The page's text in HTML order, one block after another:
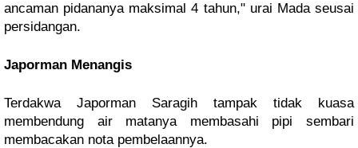
ancaman pidananya maksimal 4 tahun," urai Mada seusai
persidangan.
Japorman Menangis
Terdakwa Japorman Saragih tampak tidak kuasa
membendung air matanya membasahi pipi sembari
membacakan nota pembelaannya.